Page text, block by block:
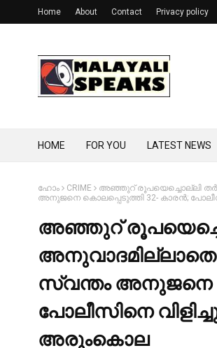
Home About Contact Privacy policy
HOME FOR YOU LATEST NEWS
ഹോം CRIME
അഞ്ഞുറ് രൂപയെച്ചൊല്ലി
അനുജനെ കൊലപ്പെടുത്തി 32- കാരന്‍;
അഞ്ഞുറ്
സ്വന്തം അനുജനെ
പോലീസിനെ
അരുംകൊല